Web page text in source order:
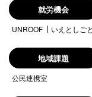
就労機会
UNROOF いえとしごと
地域課題
公民連携室